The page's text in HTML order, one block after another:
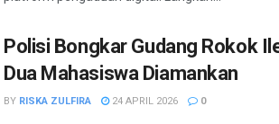
Polisi Bongkar Gudang Rokok
Dua Mahasiswa Diamankan
BY RISKA ZULFIRA 24 APRIL 2026 0